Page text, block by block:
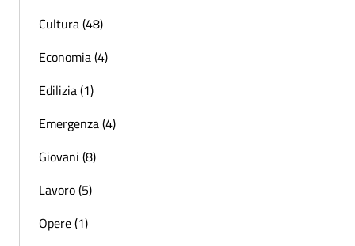
Cultura (48)
Economia (4)
Edilizia (1)
Emergenza (4)
Giovani (8)
Lavoro (5)
Opere (1)